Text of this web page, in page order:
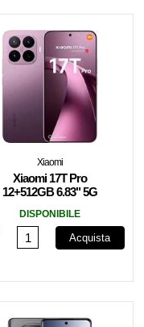
Xiaomi
Xiaomi 17T Pro
12+512GB 6.83" 5G
DISPONIBILE
Acquista